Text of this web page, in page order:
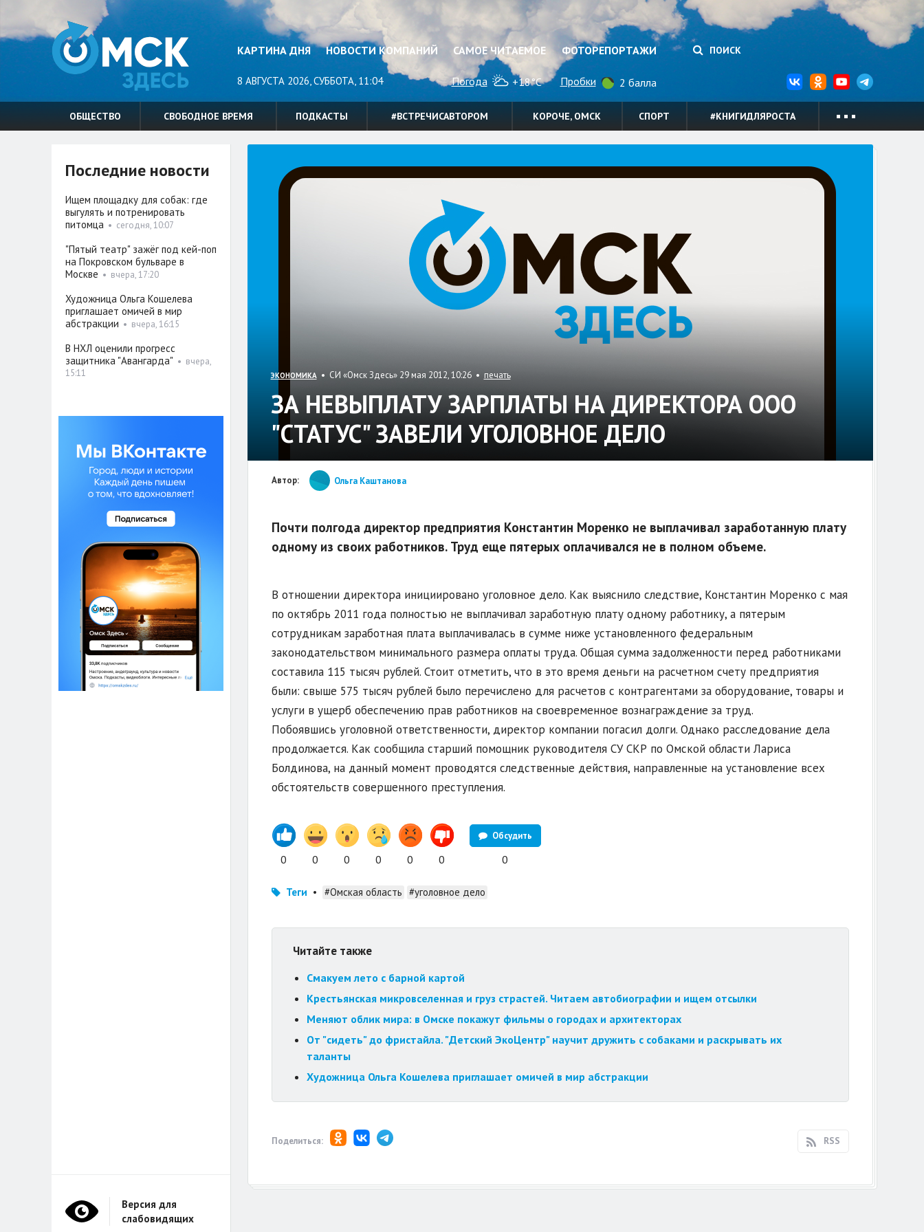
КАРТИНА ДНЯ НОВОСТИ КОМПАНИЙ САМОЕ ЧИТАЕМОЕ ФОТОРЕПОРТАЖИ ПОИСК
8 АВГУСТА 2026, СУББОТА, 11:04 Погода +18°C Пробки 2 балла
ОБЩЕСТВО СВОБОДНОЕ ВРЕМЯ ПОДКАСТЫ #ВСТРЕЧИСАВТОРОМ КОРОЧЕ, ОМСК СПОРТ #КНИГИДЛЯРОСТА
ЭКОНОМИКА• СИ «Омск Здесь» 29 мая 2012, 10:26 • печать
ЗА НЕВЫПЛАТУ ЗАРПЛАТЫ НА ДИРЕКТОРА ООО
"СТАТУС" ЗАВЕЛИ УГОЛОВНОЕ ДЕЛО
Автор: Ольга Каштанова
Почти полгода директор предприятия Константин Моренко не выплачивал заработанную плату
одному из своих работников. Труд еще пятерых оплачивался не в полном объеме.
В отношении директора инициировано уголовное дело. Как выяснило следствие, Константин Моренко с мая
по октябрь 2011 года полностью не выплачивал заработную плату одному работнику, а пятерым
сотрудникам заработная плата выплачивалась в сумме ниже установленного федеральным
законодательством минимального размера оплаты труда. Общая сумма задолженности перед работниками
составила 115 тысяч рублей. Стоит отметить, что в это время деньги на расчетном счету предприятия
были: свыше 575 тысяч рублей было перечислено для расчетов с контрагентами за оборудование, товары и
услуги в ущерб обеспечению прав работников на своевременное вознаграждение за труд.
Побоявшись уголовной ответственности, директор компании погасил долги. Однако расследование дела
продолжается. Как сообщила старший помощник руководителя СУ СКР по Омской области Лариса
Болдинова, на данный момент проводятся следственные действия, направленные на установление всех
обстоятельств совершенного преступления.
0 0 0 0 0 0
Обсудить
0
Теги • #Омская область #уголовное дело
Читайте также
Смакуем лето с барной картой
Крестьянская микровселенная и груз страстей. Читаем автобиографии и ищем отсылки
Меняют облик мира: в Омске покажут фильмы о городах и архитекторах
От "сидеть" до фристайла. "Детский ЭкоЦентр" научит дружить с собаками и раскрывать их
таланты
Художница Ольга Кошелева приглашает омичей в мир абстракции
Поделиться: RSS
Последние новости
Ищем площадку для собак: где
выгулять и потренировать
питомца• сегодня, 10:07
"Пятый театр" зажёг под кей-поп
на Покровском бульваре в
Москве • вчера, 17:20
Художница Ольга Кошелева
приглашает омичей в мир
абстракции • вчера, 16:15
В НХЛ оценили прогресс
защитника "Авангарда" • вчера,
15:11
Версия для
слабовидящих